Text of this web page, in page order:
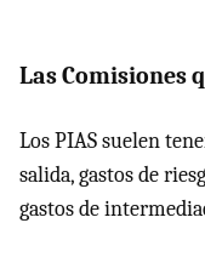
Las Comisiones
Los PIAS suelen
salida, gastos de
gastos de